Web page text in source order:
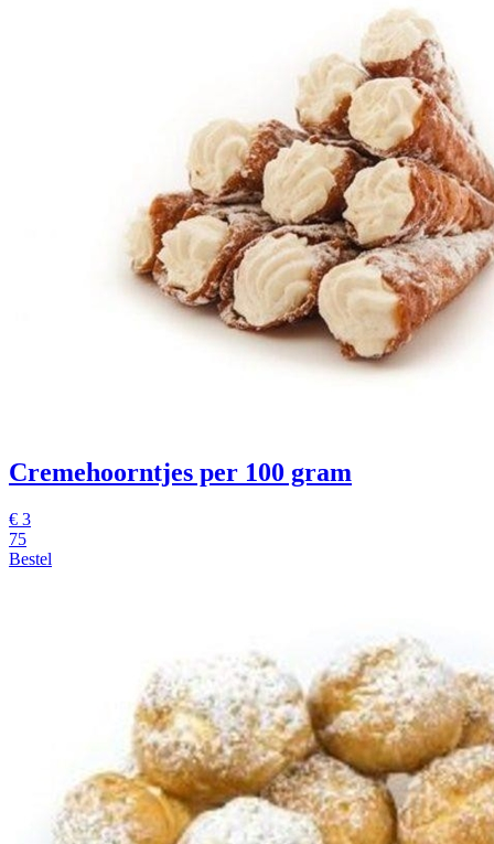
Cremehoorntjes per 100 gram
€ 3
75
Bestel